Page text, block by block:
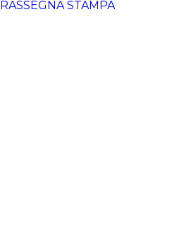
RASSEGNA STAMPA